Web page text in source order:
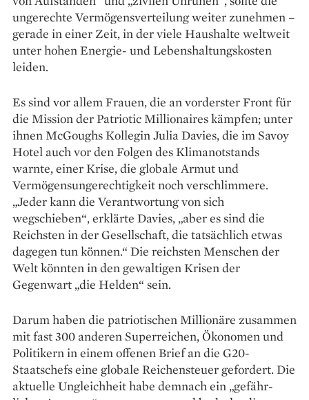
ungerechte Vermögensverteilung weiter zunehmen –
gerade in einer Zeit, in der viele Haushalte weltweit
unter hohen Energie- und Lebens­haltungskosten
leiden.
Es sind vor allem Frauen, die an vorderster Front für
die Mission der Patriotic Millionaires kämpfen; unter
ihnen McGoughs Kollegin ­Julia Davies, die im Savoy
Hotel auch vor den Folgen des Klima­notstands
warnte, einer Krise, die globale Armut und
Vermögensungerechtigkeit noch verschlimmere.
„Jeder kann die Verantwortung von sich
wegschieben“, erklärte Davies, „aber es sind die
Reichsten in der Gesellschaft, die tatsächlich etwas
dagegen tun können.“ Die reichsten Menschen der
Welt könnten in den gewaltigen Krisen der
Gegenwart „die Helden“ sein.
Darum haben die patriotischen Millionäre zusammen
mit fast 300 anderen Superreichen, Ökonomen und
Politikern in einem offenen Brief an die G20-
Staatschefs eine globale Reichensteuer gefordert. Die
aktuelle Ungleichheit habe demnach ein „gefähr­